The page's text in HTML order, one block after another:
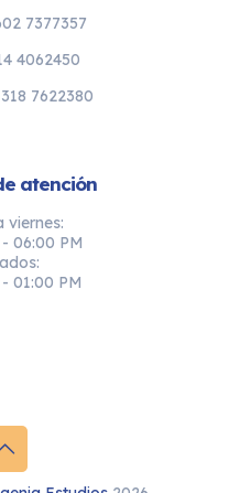
7377357
4062450
7622380
atención
viernes:
06:00 PM
01:00 PM